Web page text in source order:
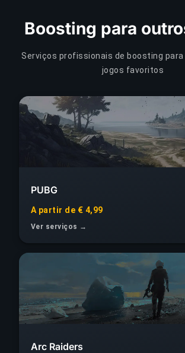
Boosting para
Serviços profissionais de boosting
jogos favoritos
PUBG
A partir de € 4,99
Ver serviços →
Arc Raiders